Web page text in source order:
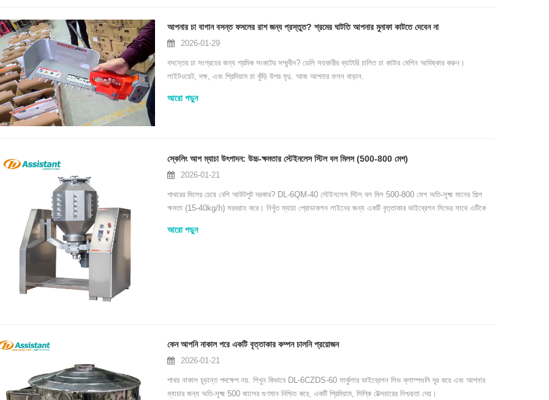
বদ্ধ গ্রাইন্ডিং,
ক্ষমতা এবং স্বাস্থ্যকর
উত্পাদন সমর্থন করে
আপনার চা বাগান বসন্ত ফসলের রাশ জন্য প্রস্তুত? শ্রমের ঘাটতি আপনার মুনাফা কাটতে দেবেন না
2026-01-29
বসন্তের চা সংগ্রহের জন্য শ্রমিক সংকটের সম্মুখীন? ডেলি সহকারীর ব্যাটারি চালিত চা কাটার মেশিন আবিষ্কার করুন।
লাইটওয়েট, দক্ষ, এবং প্রিমিয়াম চা কুঁড়ি উপর মৃদু. আজ আপনার ফলন বাড়ান.
আরো পড়ুন
স্কেলিং আপ ম্যাচা উৎপাদন: উচ্চ-ক্ষমতার স্টেইনলেস স্টিল বল মিলস (500-800 মেশ)
2026-01-21
পাথরের মিলের চেয়ে বেশি আউটপুট দরকার? DL-6QM-40 স্টেইনলেস স্টিল বল মিল 500-800 মেশ অতি-সূক্ষ্ম মানের শিল্প
ক্ষমতা (15-40kg/h) সরবরাহ করে। নিখুঁত ম্যাচা প্রোডাকশন লাইনের জন্য একটি বৃত্তাকার ভাইব্রেশন সিভের সাথে এটিকে
আরো পড়ুন
কেন আপনি নাকাল পরে একটি বৃত্তাকার কম্পন চালনি প্রয়োজন
2026-01-21
পাথর নাকাল চূড়ান্ত পদক্ষেপ নয়. শিখুন কিভাবে DL-6CZDS-60 সার্কুলার ভাইব্রেশন সিভ ক্লাম্পগুলি দূর করে এবং আপনার
ম্যাচার জন্য অতি-সূক্ষ্ম 500 জালের গুণমান নিশ্চিত করে, একটি প্রিমিয়াম, সিল্কি টেক্সচারের নিশ্চয়তা দেয়।